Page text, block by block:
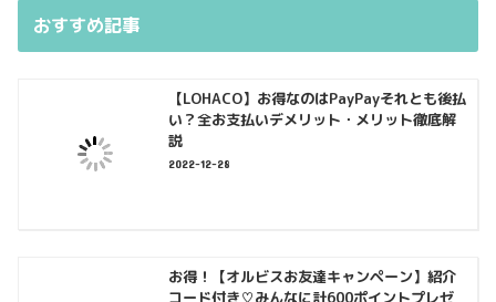
おすすめ記事
【LOHACO】お得なのはPayPayそれとも後払
い？全お支払いデメリット・メリット徹底解
説
2022-12-28
お得！【オルビスお友達キャンペーン】紹介
コード付き♡みんなに計600ポイントプレゼ